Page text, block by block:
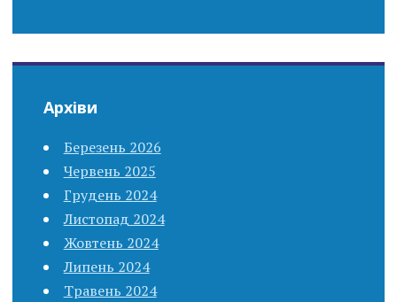
Архіви
Березень 2026
Червень 2025
Грудень 2024
Листопад 2024
Жовтень 2024
Липень 2024
Травень 2024